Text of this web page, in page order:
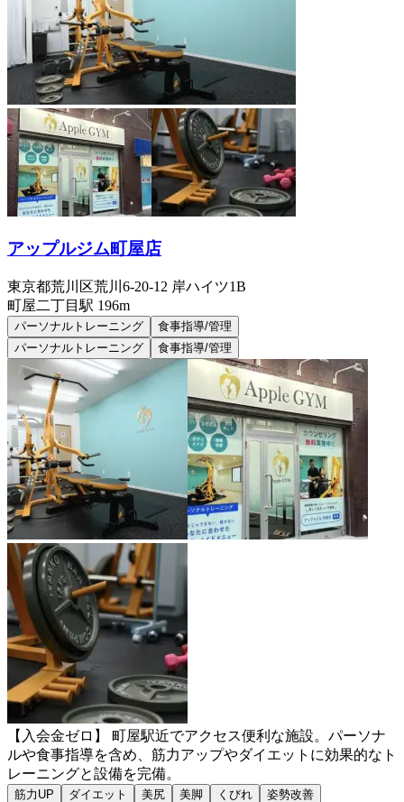
アップルジム町屋店
東京都荒川区荒川6-20-12 岸ハイツ1B
町屋二丁目 駅 196m
パーソナルトレーニング
食事指導/管理
パーソナルトレーニング
食事指導/管理
【入会金ゼロ】 町屋駅近でアクセス便利な施設。パーソナ
ルや食事指導を含め、筋力アップやダイエットに効果的なト
レーニングと設備を完備。
筋力UP ダイエット 美尻 美脚 くびれ 姿勢改善